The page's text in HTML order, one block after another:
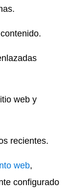
web y
recientes.
web,
configurado